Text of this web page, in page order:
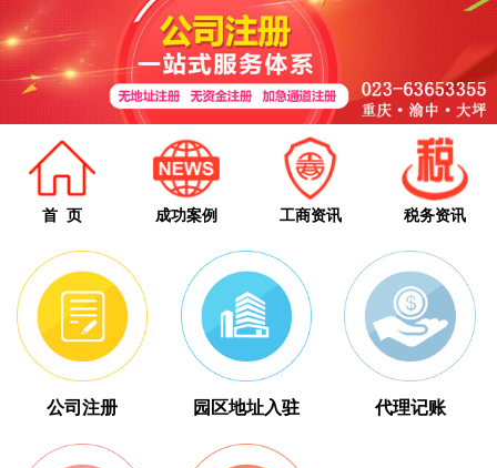
首 页 成功案例 工商资讯 税务资讯
公司注册 园区地址入驻 代理记账